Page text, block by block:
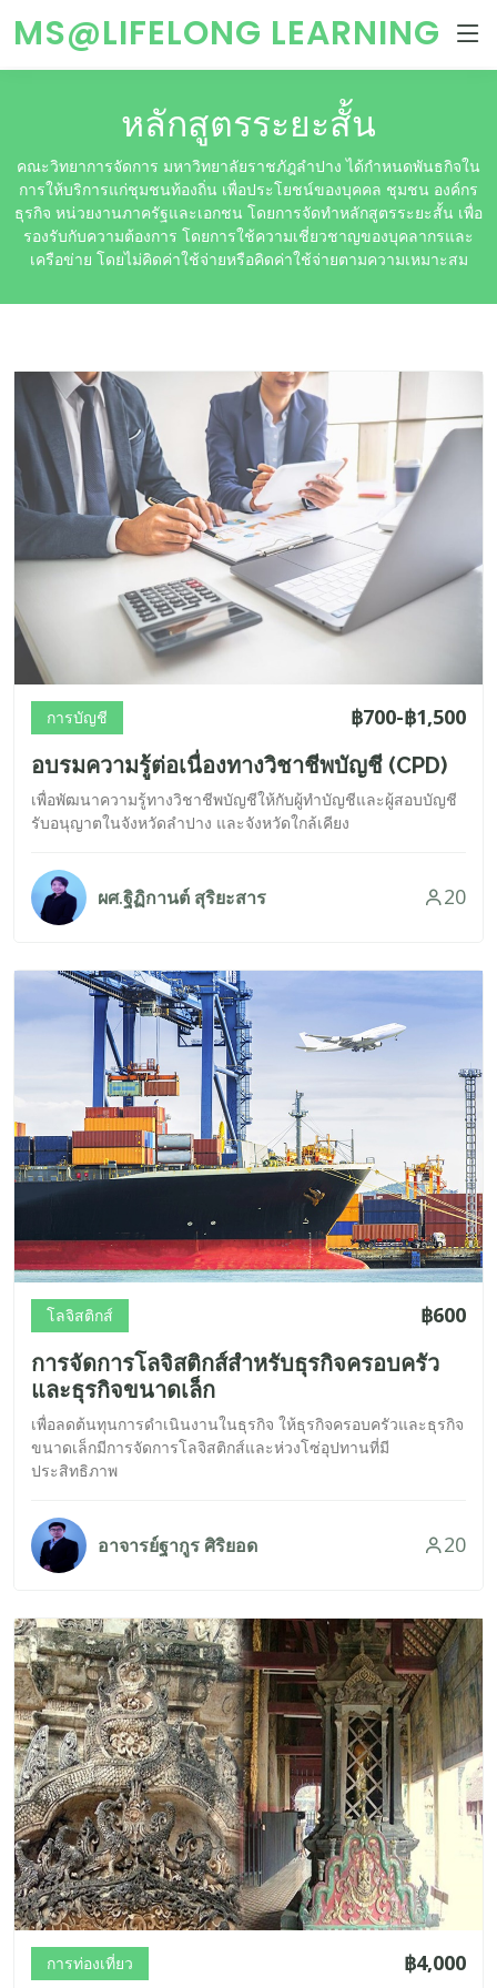
MS@LIFELONG LEARNING
หลักสูตรระยะสั้น
คณะวิทยาการจัดการ มหาวิทยาลัยราชภัฎลำปาง ได้กำหนดพันธกิจใน
การให้บริการแก่ชุมชนท้องถิ่น เพื่อประโยชน์ของบุคคล ชุมชน องค์กร
ธุรกิจ หน่วยงานภาครัฐและเอกชน โดยการจัดทำหลักสูตรระยะสั้น เพื่อ
รองรับกับความต้องการ โดยการใช้ความเชี่ยวชาญของบุคลากรและ
เครือข่าย โดยไม่คิดค่าใช้จ่ายหรือคิดค่าใช้จ่ายตามความเหมาะสม
การบัญชี
฿700-฿1,500
อบรมความรู้ต่อเนื่องทางวิชาชีพบัญชี (CPD)
เพื่อพัฒนาความรู้ทางวิชาชีพบัญชีให้กับผู้ทำบัญชีและผู้สอบบัญชี
รับอนุญาตในจังหวัดลำปาง และจังหวัดใกล้เคียง
ผศ.ฐิฏิกานต์ สุริยะสาร 20
โลจิสติกส์
฿600
การจัดการโลจิสติกส์สำหรับธุรกิจครอบครัว
และธุรกิจขนาดเล็ก
เพื่อลดต้นทุนการดำเนินงานในธุรกิจ ให้ธุรกิจครอบครัวและธุรกิจ
ขนาดเล็กมีการจัดการโลจิสติกส์และห่วงโซ่อุปทานที่มี
ประสิทธิภาพ
อาจารย์ฐากูร ศิริยอด 20
การท่องเที่ยว ฿4,000